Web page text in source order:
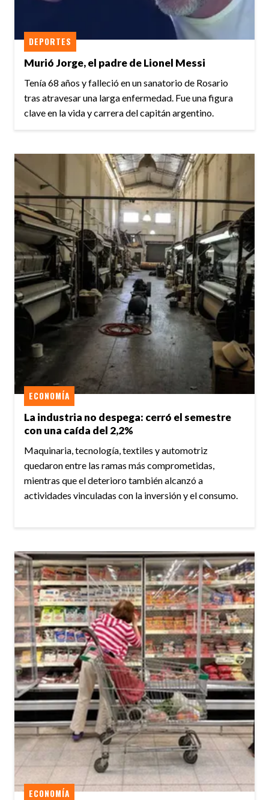
Murió Jorge, el padre de Lionel Messi
DEPORTES
Tenía 68 años y falleció en un sanatorio de Rosario
tras atravesar una larga enfermedad. Fue una figura
clave en la vida y carrera del capitán argentino.
La industria no despega: cerró el semestre
con una caída del 2,2%
ECONOMÍA
Maquinaria, tecnología, textiles y automotriz
quedaron entre las ramas más comprometidas,
mientras que el deterioro también alcanzó a
actividades vinculadas con la inversión y el consumo.
ECONOMÍA